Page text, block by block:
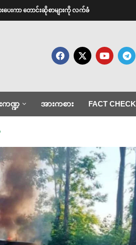
းကာ တောင်းဆိုစာများကို လက်ခံ
ကဏ္ဍ အားကစား FACT CHECK